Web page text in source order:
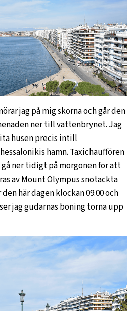
jag på mig skorna och går den
ner till vattenbrynet. Jag
husen precis intill
hamn. Taxichauffören
ner tidigt på morgonen för att
av Mount Olympus snötäckta
här dagen klockan 09.00 och
jag gudarnas boning torna upp